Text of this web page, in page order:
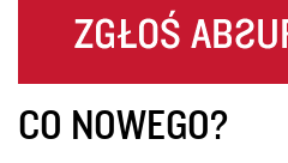
CO NOWEGO?